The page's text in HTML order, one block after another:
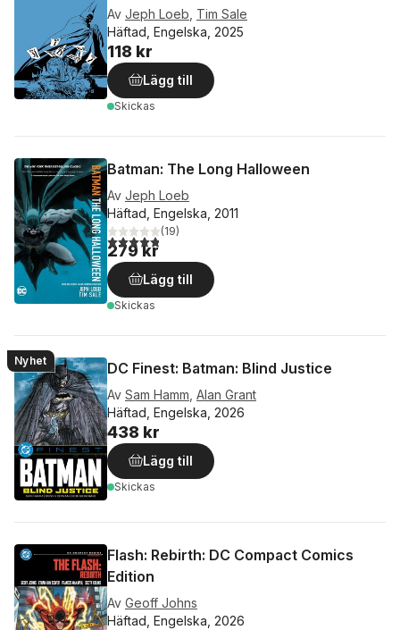
Av Jeph Loeb Tim Sale
Häftad, Engelska, 2025
118 kr
Lägg till
Skickas
Batman: The Long Halloween
Av Jeph Loeb
Häftad, Engelska, 2011
4,8utav 5 stjärnor. Totalt antal röster:
(19)
279 kr
Lägg till
Skickas
Nyhet DC Finest: Batman: Blind Justice
Av Sam Hamm Alan Grant
Häftad, Engelska, 2026
438 kr
Lägg till
Skickas
Flash: Rebirth: DC Compact Comics
Edition
Av Geoff Johns
Häftad, Engelska, 2026